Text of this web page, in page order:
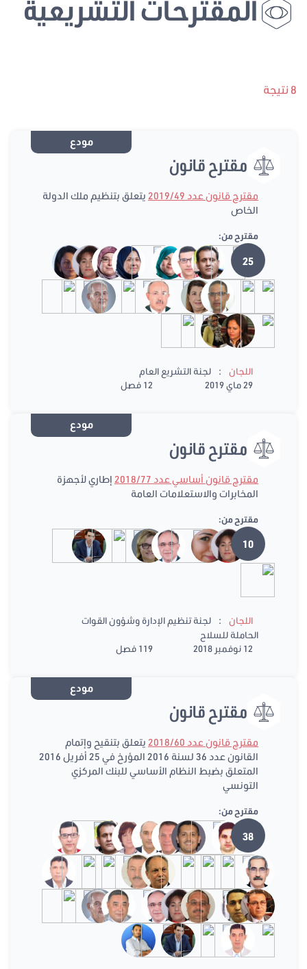
المقترحات التشريعية
8 نتيجة
مودع
مقترح قانون
مقترح قانون عدد 2019/49
يتعلق بتنظيم ملك الدولة
الخاص
مقترح من:
25
اللجان :
لجنة التشريع العام
29 ماي 2019
12 فصل
مودع
مقترح قانون
مقترح قانون أساسي عدد 2018/77
إطاري لأجهزة
المخابرات والاستعلامات العامة
مقترح من:
10
اللجان :
لجنة تنظيم الإدارة وشؤون القوات
الحاملة للسلاح
12 نوفمبر 2018
119 فصل
مودع
مقترح قانون
مقترح قانون عدد 2018/60
يتعلق بتنقيح وإتمام
القانون عدد 36 لسنة 2016 المؤرخ في 25 أفريل 2016
المتعلق بضبط النظام الأساسي للبنك المركزي
التونسي
مقترح من:
38